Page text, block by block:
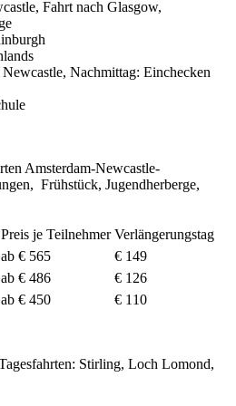
Fahrt nach Glasgow,
Nachmittag: Einchecken
Amsterdam-Newcastle-
Frühstück, Jugendherberge,
Preis je Teilnehmer Verlängerungstag
ab € 565
€ 149
ab € 486
€ 126
ab € 450 € 110
Stirling, Loch Lomond,